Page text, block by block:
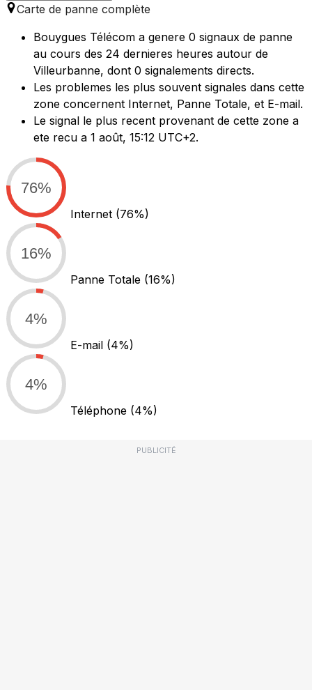
Carte de panne complète
Bouygues Télécom a genere 0 signaux de panne
au cours des 24 dernieres heures autour de
Villeurbanne, dont 0 signalements directs.
Les problemes les plus souvent signales dans cette
zone concernent Internet, Panne Totale, et E-mail.
Le signal le plus recent provenant de cette zone a
ete recu a 1 août, 15:12 UTC+2.
76%
Internet (76%)
16%
Panne Totale (16%)
4%
E-mail (4%)
4%
Téléphone (4%)
PUBLICITÉ